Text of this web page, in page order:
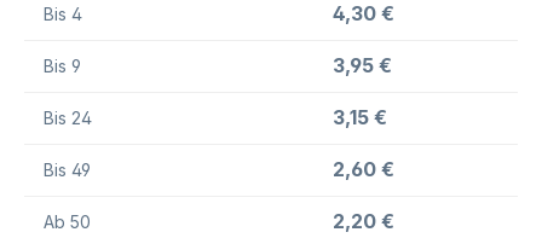
Bis 4 4,30 €
Bis 9 3,95 €
Bis 24 3,15 €
Bis 49 2,60 €
Ab 50 2,20 €